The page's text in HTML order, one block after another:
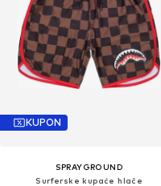
KUPON
SPRAYGROUND
Surferske kupaće hlače